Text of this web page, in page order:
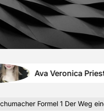
Veronica Priestley
Formel 1 Der Weg eines Talentierten